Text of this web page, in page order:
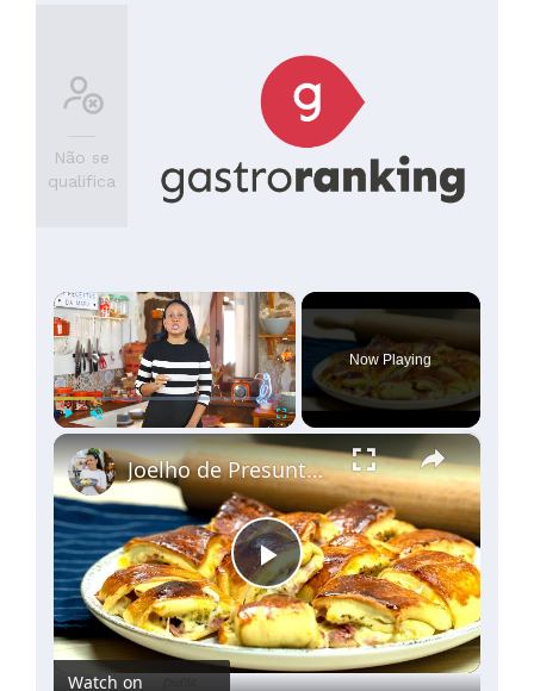
Não se
qualifica
×
Now Playing
×
Play
Video
Joelho de Presunto e Queijo: Receita de Enroladinho Fofinho
Watch on